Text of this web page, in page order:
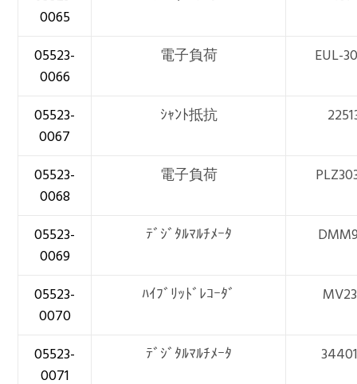
0065
05523-
0066
電子負荷 EUL-
05523-
0067
ｼｬﾝﾄ抵抗
05523-
0068
電子負荷
05523-
0069
ﾃﾞｼﾞﾀﾙﾏﾙﾁﾒｰﾀ
05523-
0070
ﾊｲﾌﾞﾘｯﾄﾞﾚｺｰﾀﾞ
05523-
0071
ﾃﾞｼﾞﾀﾙﾏﾙﾁﾒｰﾀ